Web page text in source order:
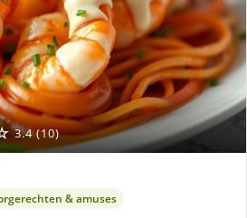
3.4 (10)
& amuses